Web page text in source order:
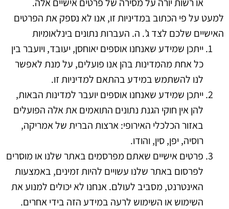
למעט על פי הכתוב במדיניות זו, אנו לא נספק את הפרטים
האישיים שלכם לצד ג’. ה. העברות נתונים בינלאומיות
ייתכן שמידע שאנחנו אוספים יאוחסן, יעובד, ויועבר בין
כל אחת מהמדינות בהן אנו פועלים, על מנת לאפשר
לנו להשתמש במידע בהתאם למדיניות זו.
ייתכן שמידע שאנחנו אוספים יועבר למדינות הבאות,
להן אין חוקי הגנת נתונים התואמים את אלה הפועלים
באזור הכלכלי האירופי: ארצות הברית של אמריקה,
רוסיה, יפן, סין, והודו.
פרטים אישיים שאתם מפרסמים באתר שלנו או מוסרים
לפרסום באתר שלנו עשויים להיות זמינים, באמצעות
האינטרנט, מסביב לעולם. אנחנו לא יכולים למנוע את
השימוש או השימוש לרעה במידע הזה בידי אחרים.